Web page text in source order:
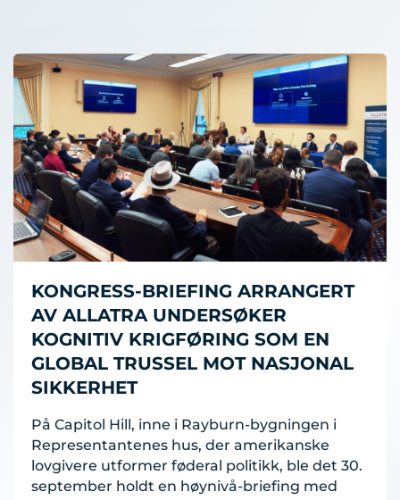
KONGRESS-BRIEFING ARRANGERT
AV ALLATRA UNDERSØKER
KOGNITIV KRIGFØRING SOM EN
GLOBAL TRUSSEL MOT NASJONAL
SIKKERHET
På Capitol Hill, inne i Rayburn-bygningen i
Representantenes hus, der amerikanske
lovgivere utformer føderal politikk, ble det 30.
september holdt en høynivå-briefing med